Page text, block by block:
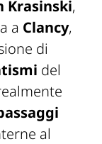
Krasinski,
a Clancy,
di
del
al